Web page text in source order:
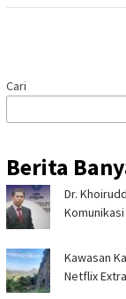
Cari
Berita
Dr.
Komunikasi
Kawasan
Netflix